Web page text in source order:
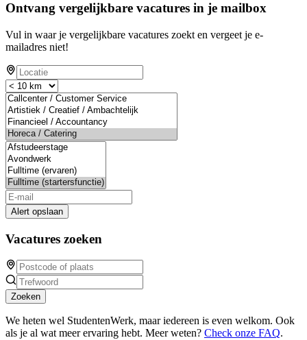
Ontvang vergelijkbare vacatures in je mailbox
Vul in waar je vergelijkbare vacatures zoekt en vergeet je e-
mailadres niet!
Alert opslaan
Vacatures zoeken
Zoeken
We heten wel StudentenWerk, maar iedereen is even welkom. Ook
als je al wat meer ervaring hebt. Meer weten? Check onze FAQ.